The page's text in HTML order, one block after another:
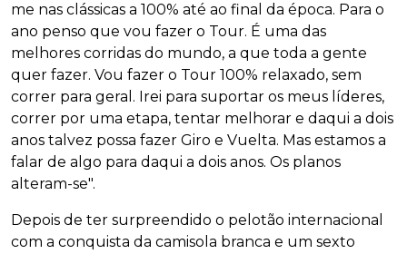
me nas clássicas a 100% até ao final da época. Para o
ano penso que vou fazer o Tour. É uma das
melhores corridas do mundo, a que toda a gente
quer fazer. Vou fazer o Tour 100% relaxado, sem
correr para geral. Irei para suportar os meus líderes,
correr por uma etapa, tentar melhorar e daqui a dois
anos talvez possa fazer Giro e Vuelta. Mas estamos a
falar de algo para daqui a dois anos. Os planos
alteram-se".
Depois de ter surpreendido o pelotão internacional
com a conquista da camisola branca e um sexto